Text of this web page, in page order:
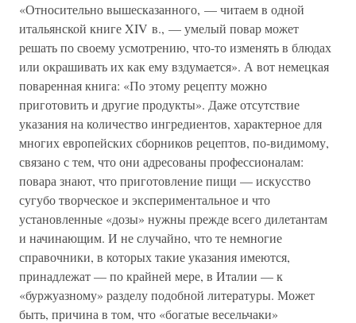
«Относительно вышесказанного, — читаем в одной
итальянской книге XIV в., — умелый повар может
решать по своему усмотрению, что-то изменять в блюдах
или окрашивать их как ему вздумается». А вот немецкая
поваренная книга: «По этому рецепту можно
приготовить и другие продукты». Даже отсутствие
указания на количество ингредиентов, характерное для
многих европейских сборников рецептов, по-видимому,
связано с тем, что они адресованы профессионалам:
повара знают, что приготовление пищи — искусство
сугубо творческое и экспериментальное и что
установленные «дозы» нужны прежде всего дилетантам
и начинающим. И не случайно, что те немногие
справочники, в которых такие указания имеются,
принадлежат — по крайней мере, в Италии — к
«буржуазному» разделу подобной литературы. Может
быть, причина в том, что «богатые весельчаки»